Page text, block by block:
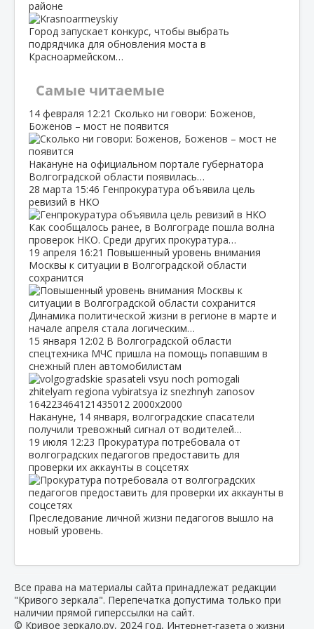
районе
Город запускает конкурс, чтобы выбрать
подрядчика для обновления моста в
Красноармейском…
Самые читаемые
14 февраля 12:21 Сколько ни говори: Боженов,
Боженов – мост не появится
Накануне на официальном портале губернатора
Волгоградской области появилась…
28 марта 15:46 Генпрокуратура объявила цель
ревизий в НКО
Как сообщалось ранее, в Волгограде пошла волна
проверок НКО. Среди других прокуратура…
19 апреля 16:21 Повышенный уровень внимания
Москвы к ситуации в Волгоградской области
сохранится
Динамика политической жизни в регионе в марте и
начале апреля стала логическим…
15 января 12:02 В Волгоградской области
спецтехника МЧС пришла на помощь попавшим в
снежный плен автомобилистам
Накануне, 14 января, волгоградские спасатели
получили тревожный сигнал от водителей…
19 июля 12:23 Прокуратура потребовала от
волгоградских педагогов предоставить для
проверки их аккаунты в соцсетях
Преследование личной жизни педагогов вышло на
новый уровень.
Все права на материалы сайта принадлежат редакции
"Кривого зеркала". Перепечатка допустима только при
наличии прямой гиперссылки на сайт.
© Кривое зеркало.ру, 2024 год, Интернет-газета о жизни